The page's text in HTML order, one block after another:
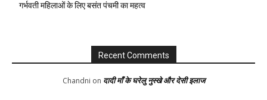
गर्भवती महिलाओं के लिए बसंत पंचमी का महत्व
Recent Comments
Chandni on दादी माँ के घरेलु नुस्खे और देसी इलाज